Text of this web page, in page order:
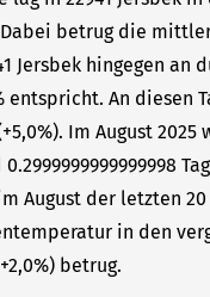
Dabei betrug die
Jersbek hingegen
entspricht. An diesen
Im August
August der letzten 20
in den
betrug.